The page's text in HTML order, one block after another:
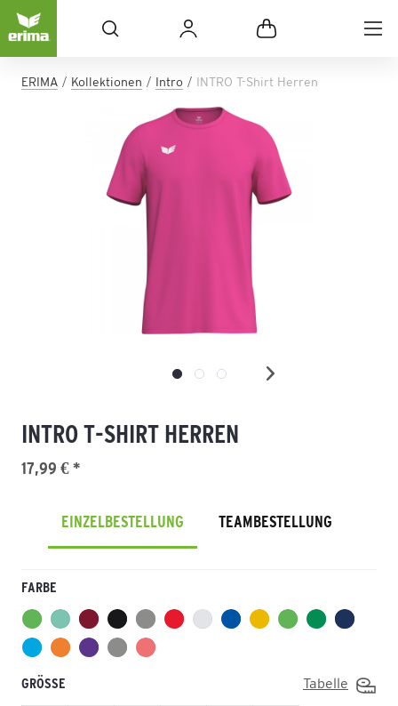
ERIMA Kollektionen Intro INTRO T-Shirt Herren
INTRO T-SHIRT HERREN
17,99 € *
EINZELBESTELLUNG TEAMBESTELLUNG
FARBE
GRÖSSE Tabelle